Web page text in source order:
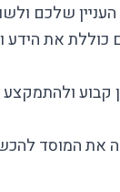
שלכם
כוללת את
קבוע
את המוסד